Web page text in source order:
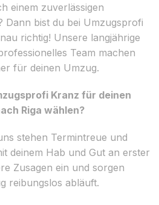
einem zuverlässigen
Dann bist du bei Umzugsprofi
richtig! Unsere langjährige
Team machen
für deinen Umzug.
Kranz für deinen
Riga wählen?
stehen Termintreue und
deinem Hab und Gut an erster
Zusagen ein und sorgen
reibungslos abläuft.